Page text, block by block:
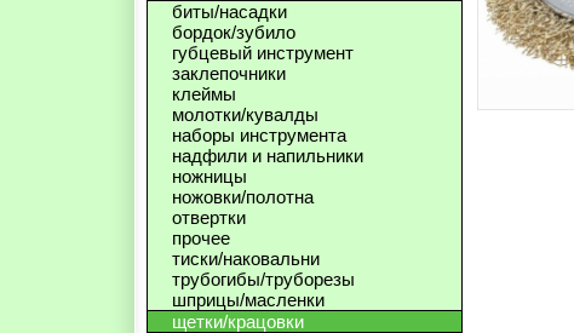
биты/насадки
бордок/зубило
губцевый инструмент
заклепочники
клеймы
молотки/кувалды
наборы инструмента
надфили и напильники
ножницы
ножовки/полотна
отвертки
прочее
тиски/наковальни
трубогибы/труборезы
шприцы/масленки
щетки/крацовки